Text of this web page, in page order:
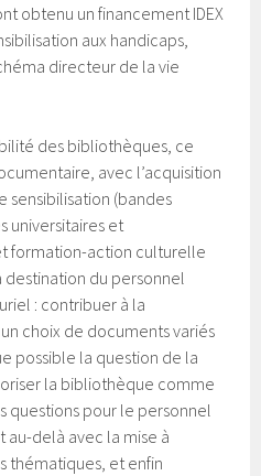
obtenu un financement IDEX
aux handicaps,
directeur de la vie
des bibliothèques, ce
avec l’acquisition
sensibilisation (bandes
universitaires et
formation-action culturelle
destination du personnel
: contribuer à la
choix de documents variés
possible la question de la
la bibliothèque comme
questions pour le personnel
au-delà avec la mise à
thématiques, et enfin